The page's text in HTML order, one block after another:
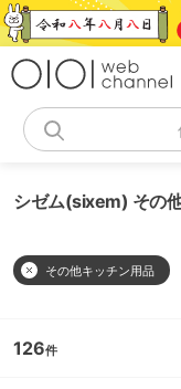
コ
ン
シゼム(sixem) その
その他キッチン用品
126